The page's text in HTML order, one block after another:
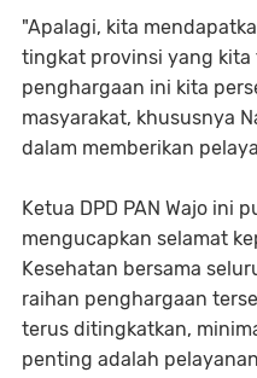
"Apalagi, kita
tingkat provinsi yang kita
penghargaan ini kita
masyarakat, khususnya
dalam memberikan
Ketua DPD PAN Wajo ini
mengucapkan selamat
Kesehatan bersama
raihan penghargaan
terus ditingkatkan,
penting adalah